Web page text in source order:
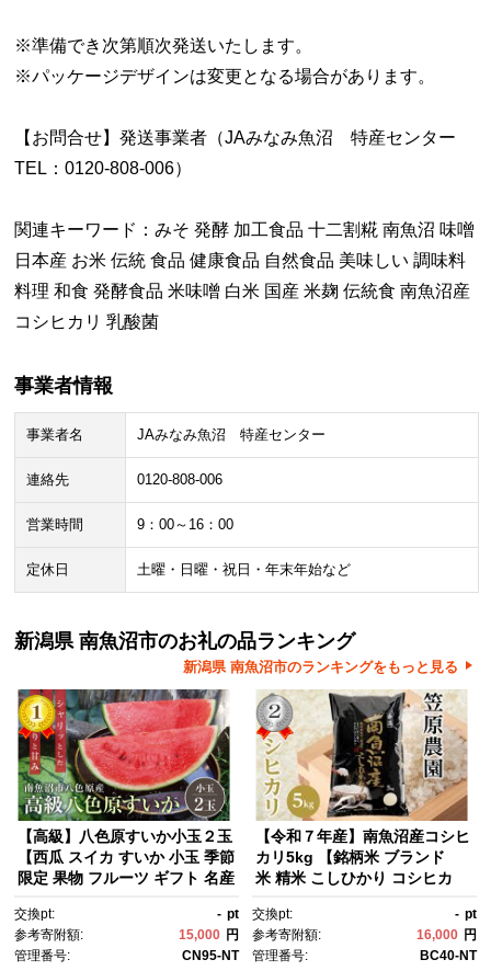
※準備でき次第順次発送いたします。
※パッケージデザインは変更となる場合があります。
【お問合せ】発送事業者（JAみなみ魚沼 特産センター
TEL：0120-808-006）
関連キーワード：みそ 発酵 加工食品 十二割糀 南魚沼 味噌
日本産 お米 伝統 食品 健康食品 自然食品 美味しい 調味料
料理 和食 発酵食品 米味噌 白米 国産 米麹 伝統食 南魚沼産
コシヒカリ 乳酸菌
事業者情報
事業者名 JAみなみ魚沼 特産センター
連絡先 0120-808-006
営業時間 9：00～16：00
定休日 土曜・日曜・祝日・年末年始など
新潟県 南魚沼市のお礼の品ランキング
新潟県 南魚沼市のランキングをもっと見る
【高級】八色原すいか小玉２玉
【西瓜 スイカ すいか 小玉 季節
限定 果物 フルーツ ギフト 名産
選 デザート 新潟県】【2026年
7月中旬発送】【お届け日時指
定不可】
交換pt: - pt
参考寄附額:
15,000 円
管理番号:
CN95-NT
【令和７年産】南魚沼産コシヒ
カリ5kg 【銘柄米 ブランド
米 精米 こしひかり コシヒカ
ム 新潟米 新潟県産 高評価 高品
質 高級 国産米 産直 ご飯 御
飯 ごはん 厳選】
交換pt: - pt
参考寄附額:
16,000 円
管理番号:
BC40-NT